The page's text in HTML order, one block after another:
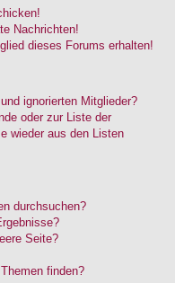
Nachrichten!
dieses Forums erhalten!
ignorierten Mitglieder?
oder zur Liste der
wieder aus den Listen
durchsuchen?
Seite?
finden?